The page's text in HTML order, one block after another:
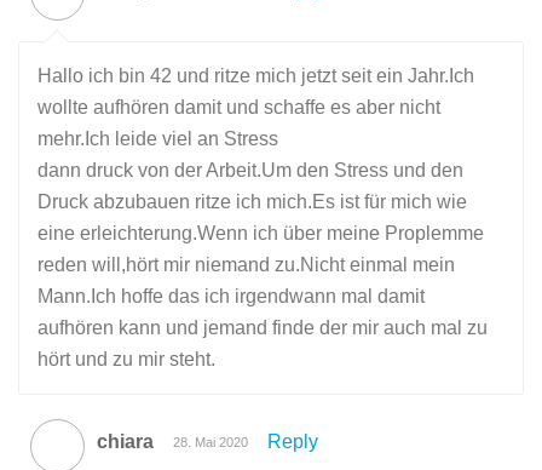
Hallo ich bin 42 und ritze mich jetzt seit ein Jahr.Ich
wollte aufhören damit und schaffe es aber nicht
mehr.Ich leide viel an Stress
dann druck von der Arbeit.Um den Stress und den
Druck abzubauen ritze ich mich.Es ist für mich wie
eine erleichterung.Wenn ich über meine Proplemme
reden will,hört mir niemand zu.Nicht einmal mein
Mann.Ich hoffe das ich irgendwann mal damit
aufhören kann und jemand finde der mir auch mal zu
hört und zu mir steht.
chiara 28. Mai 2020 Reply